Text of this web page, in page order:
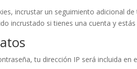
incrustar un seguimiento adicional
incrustado si tienes una cuenta y
tu dirección IP será incluida